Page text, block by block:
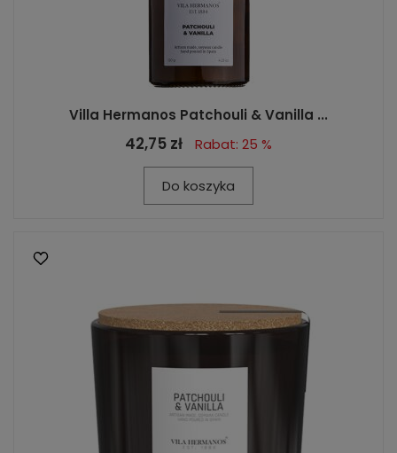
Villa Hermanos Patchouli & Vanilla ...
42,75 zł Rabat: 25 %
Do koszyka